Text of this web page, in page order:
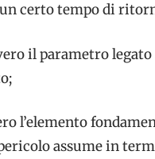
certo tempo di
il parametro legato
l’elemento
assume in